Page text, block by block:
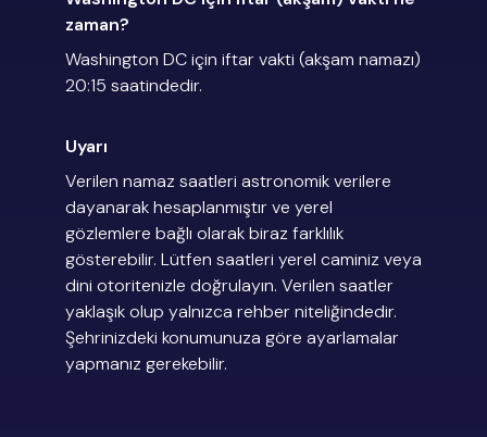
zaman?
Washington DC için iftar vakti (akşam namazı)
20:15 saatindedir.
Uyarı
Verilen namaz saatleri astronomik verilere
dayanarak hesaplanmıştır ve yerel
gözlemlere bağlı olarak biraz farklılık
gösterebilir. Lütfen saatleri yerel caminiz veya
dini otoritenizle doğrulayın. Verilen saatler
yaklaşık olup yalnızca rehber niteliğindedir.
Şehrinizdeki konumunuza göre ayarlamalar
yapmanız gerekebilir.